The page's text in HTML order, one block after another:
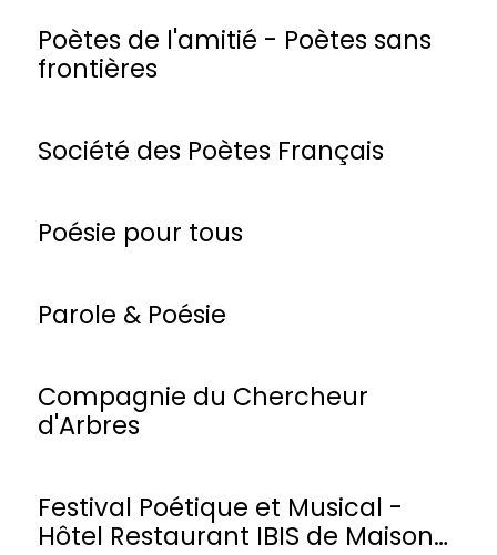
Poètes de l'amitié - Poètes sans
frontières
Société des Poètes Français
Poésie pour tous
Parole & Poésie
Compagnie du Chercheur
d'Arbres
Festival Poétique et Musical -
Hôtel Restaurant IBIS de Maisons-